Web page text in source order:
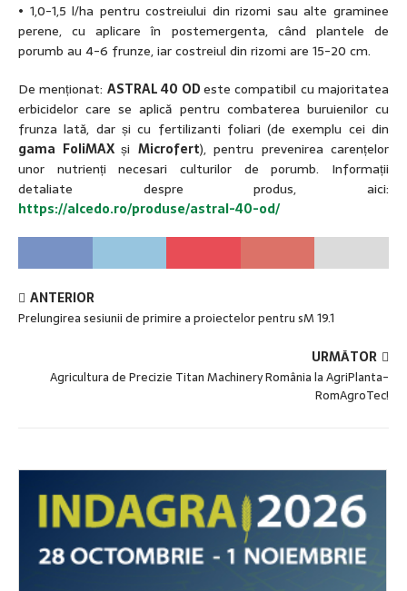
• 1,0-1,5 l/ha pentru costreiului din rizomi sau alte graminee
perene, cu aplicare în postemergenta, când plantele de
porumb au 4-6 frunze, iar costreiul din rizomi are 15-20 cm.
De menționat: ASTRAL 40 ODeste compatibil cu majoritatea
erbicidelor care se aplică pentru combaterea buruienilor cu
frunza lată, dar și cu fertilizanti foliari (de exemplu cei din
gama FoliMAX și Microfert), pentru prevenirea carențelor
unor nutrienți necesari culturilor de porumb. Informații
detaliate despre produs, aici:
https://alcedo.ro/produse/astral-40-od/
ANTERIOR
Prelungirea sesiunii de primire a proiectelor pentru sM 19.1
URMĂTOR
Agricultura de Precizie Titan Machinery România la AgriPlanta-
RomAgroTec!